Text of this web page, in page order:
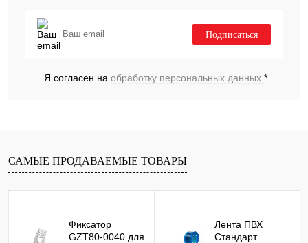
Подписаться
Я согласен на обработку персональных данных.*
САМЫЕ ПРОДАВАЕМЫЕ ТОВАРЫ
Фиксатор
GZT80-0040 для
Лента ПВХ
Стандарт